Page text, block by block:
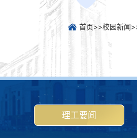
首页>>校园新闻
理工要闻